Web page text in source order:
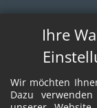
Ihre
Wir möchten
Dazu